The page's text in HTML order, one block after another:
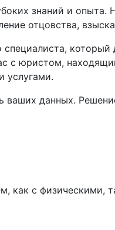
знаний и
отцовства,
с юристом,
услугами.
данных.
как с физическими,